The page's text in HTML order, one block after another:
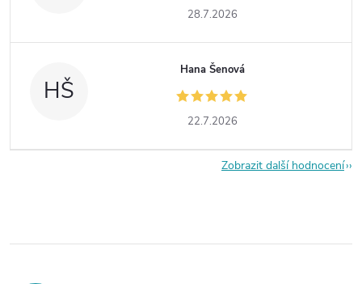
28.7.2026
HŠ
Hana Šenová
22.7.2026
Zobrazit další hodnocení